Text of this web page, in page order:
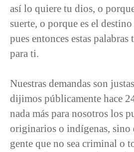
así lo quiere tu dios, o
suerte, o porque es el
pues entonces estas palabras
para ti.
Nuestras demandas son
dijimos públicamente hace
nada más para nosotros los
originarios o indígenas, sino
gente que no sea criminal o